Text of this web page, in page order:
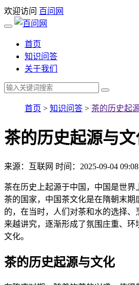
欢迎访问 百问网
首页
知识问答
关于我们
首页 > 知识问答 > 茶的历史起
茶的历史起源与
来源：互联网 时间：2025-09-04
茶在历史上起源于中国，中国是世界
茶的国家，中国茶文化是在隋朝末期
的，在当时，人们对茶和水的选择
来越讲究，逐渐形成了氛围庄重、
文化。
茶的历史起源与文化